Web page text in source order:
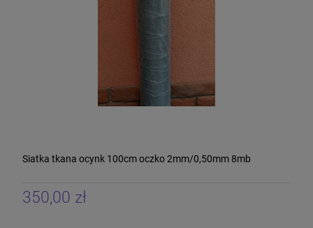
Siatka tkana ocynk 100cm oczko 2mm/0,50mm 8mb
350,00 zł